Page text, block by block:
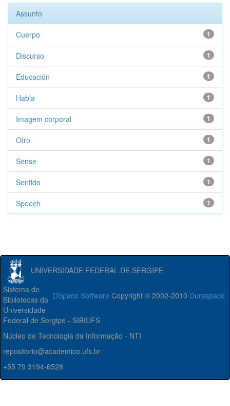
Assunto
1
Cuerpo
1
Discurso
1
Educación
1
Habla
1
Imagem corporal
1
Otro
1
Sense
1
Sentido
1
Speech
UNIVERSIDADE FEDERAL DE SERGIPE
DSpace Software Copyright © 2002-2010 Duraspace
Sistema de
Bibliotecas da
Universidade
Federal de Sergipe - SIBIUFS
Núcleo de Tecnologia da Informação - NTI
repositorio@academico.ufs.br
+55 79 3194-6528